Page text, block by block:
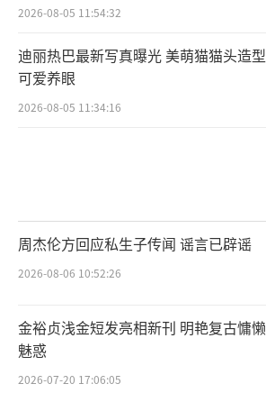
2026-08-05 11:54:32
迪丽热巴最新写真曝光 美萌猫猫头造型
可爱养眼
2026-08-05 11:34:16
周杰伦方回应私生子传闻 谣言已辟谣
2026-08-06 10:52:26
金裕贞浅金短发亮相新刊 明艳复古慵懒
魅惑
2026-07-20 17:06:05